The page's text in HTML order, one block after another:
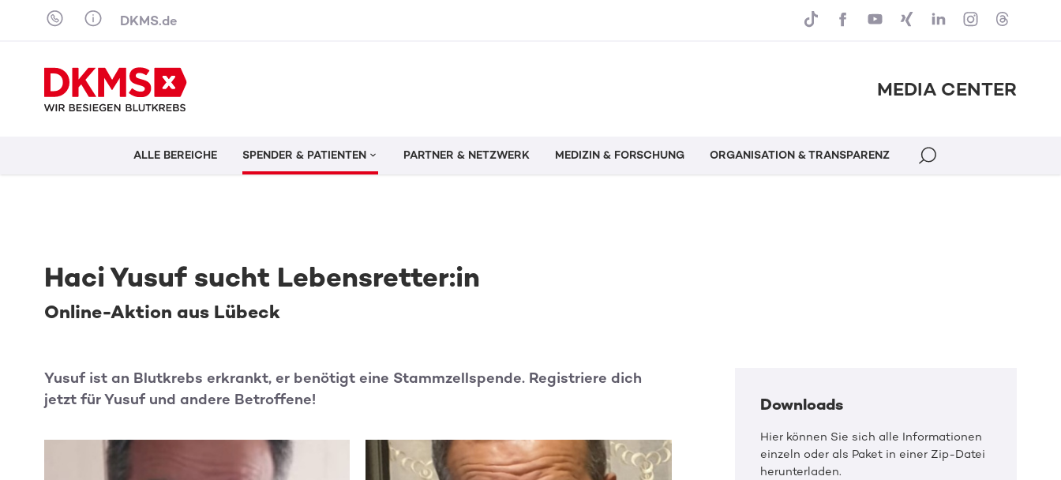
Skip to content
DKMS.de
MEDIA CENTER
ALLE BEREICHE SPENDER & PATIENTEN PARTNER & NETZWERK MEDIZIN & FORSCHUNG ORGANISATION & TRANSPARENZ
Haci Yusuf sucht Lebensretter:in
Online-Aktion aus Lübeck
Yusuf ist an Blutkrebs erkrankt, er benötigt eine Stammzellspende. Registriere dich
jetzt für Yusuf und andere Betroffene!
Downloads
Hier können Sie sich alle Informationen
einzeln oder als Paket in einer Zip-Datei
herunterladen.